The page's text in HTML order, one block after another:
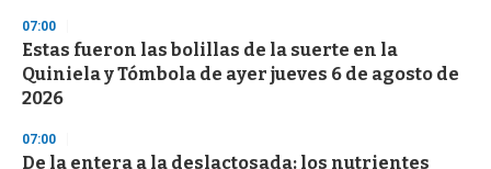
s
e
c
o
n
07:00
Estas fueron las bolillas de la suerte en la
Quiniela y Tómbola de ayer jueves 6 de agosto de
2026
07:00
De la entera a la deslactosada: los nutrientes